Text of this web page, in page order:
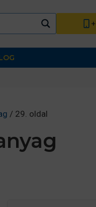
/ 29. oldal